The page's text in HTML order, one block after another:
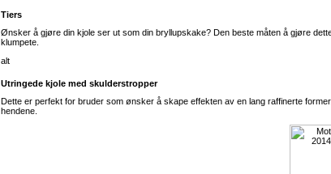
Tiers
Ønsker å gjøre din kjole ser ut som din bryllupskake? Den beste måten å gjøre
klumpete.
Utringede kjole med skulderstropper
Dette er perfekt for bruder som ønsker å skape effekten av en lang raffinerte
hendene.